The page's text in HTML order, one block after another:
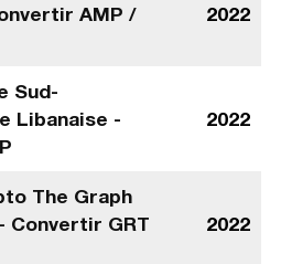
AMP /
2022
Sud-
Libanaise -
2022
The Graph
Convertir GRT
2022